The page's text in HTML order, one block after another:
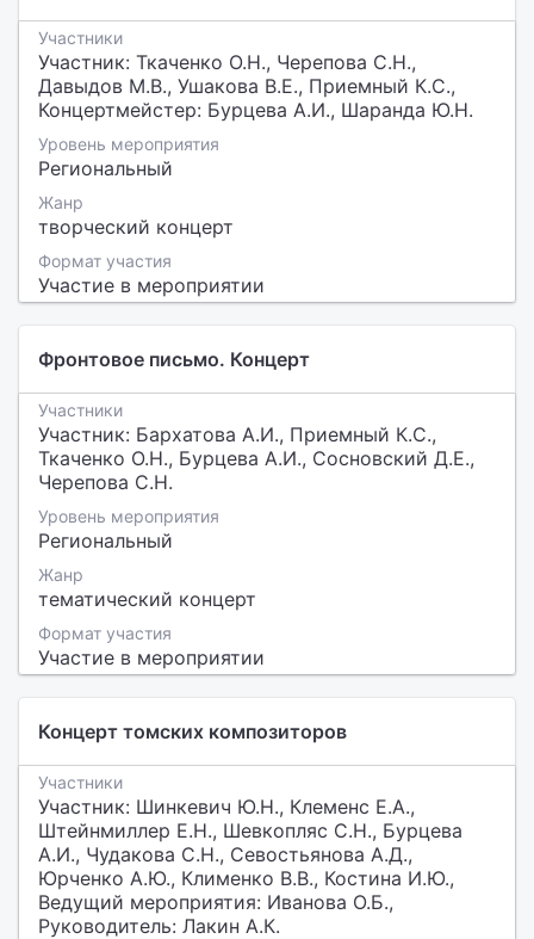
Участники
Участник: Ткаченко О.Н., Черепова С.Н.,
Давыдов М.В., Ушакова В.Е., Приемный К.С.,
Концертмейстер: Бурцева А.И., Шаранда Ю.Н.
Уровень мероприятия
Региональный
Жанр
творческий концерт
Формат участия
Участие в мероприятии
Фронтовое письмо. Концерт
Участники
Участник: Бархатова А.И., Приемный К.С.,
Ткаченко О.Н., Бурцева А.И., Сосновский Д.Е.,
Черепова С.Н.
Уровень мероприятия
Региональный
Жанр
тематический концерт
Формат участия
Участие в мероприятии
Концерт томских композиторов
Участники
Участник: Шинкевич Ю.Н., Клеменс Е.А.,
Штейнмиллер Е.Н., Шевкопляс С.Н., Бурцева
А.И., Чудакова С.Н., Севостьянова А.Д.,
Юрченко А.Ю., Клименко В.В., Костина И.Ю.,
Ведущий мероприятия: Иванова О.Б.,
Руководитель: Лакин А.К.